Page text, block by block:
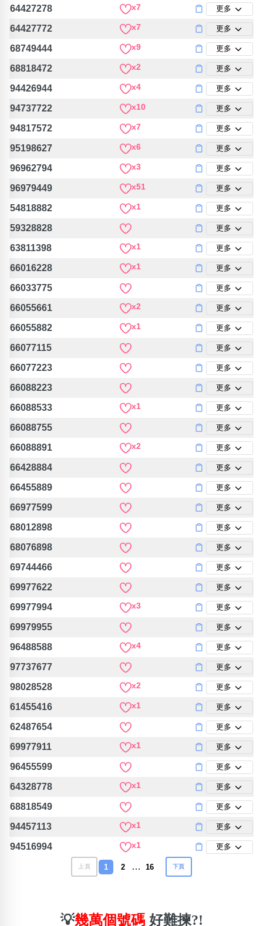
64427278 x7 更多
64427772 x7 更多
68749444 x9 更多
68818472 x2 更多
94426944 x4 更多
94737722 x10 更多
94817572 x7 更多
95198627 x6 更多
96962794 x3 更多
96979449 x51 更多
54818882 x1 更多
59328828 更多
63811398 x1 更多
66016228 x1 更多
66033775 更多
66055661 x2 更多
66055882 x1 更多
66077115 更多
66077223 更多
66088223 更多
66088533 x1 更多
66088755 更多
66088891 x2 更多
66428884 更多
66455889 更多
66977599 更多
68012898 更多
68076898 更多
69744466 更多
69977622 更多
69977994 x3 更多
69979955 更多
96488588 x4 更多
97737677 更多
98028528 x2 更多
61455416 x1 更多
62487654 更多
69977911 x1 更多
96455599 更多
64328778 x1 更多
68818549 更多
94457113 x1 更多
94516994 x1 更多
上頁 1 2 … 16 下頁
💡幾萬個號碼 好難揀?!